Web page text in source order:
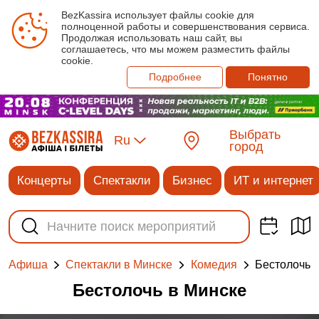
BezKassira использует файлы cookie для
полноценной работы и совершенствования сервиса.
Продолжая использовать наш сайт, вы
соглашаетесь, что мы можем разместить файлы
cookie.
Подробнее
Понятно
Ru
Выбрать
город
Концерты Спектакли Бизнес ИТ и интернет
Афиша Спектакли в Минске Комедия Бестолочь
Бестолочь в Минске